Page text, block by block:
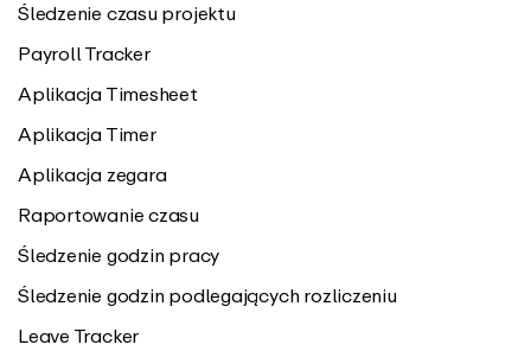
Śledzenie czasu projektu
Payroll Tracker
Aplikacja Timesheet
Aplikacja Timer
Aplikacja zegara
Raportowanie czasu
Śledzenie godzin pracy
Śledzenie godzin podlegających rozliczeniu
Leave Tracker